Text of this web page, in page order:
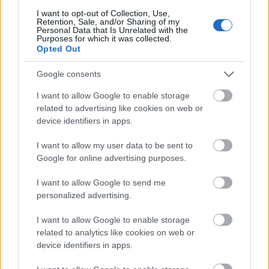
I want to opt-out of Collection, Use,
Retention, Sale, and/or Sharing of my
Personal Data that Is Unrelated with the
Purposes for which it was collected.
Opted Out
Google consents
I want to allow Google to enable storage
related to advertising like cookies on web or
device identifiers in apps.
I want to allow my user data to be sent to
Google for online advertising purposes.
I want to allow Google to send me
personalized advertising.
I want to allow Google to enable storage
related to analytics like cookies on web or
device identifiers in apps.
összeköttetését biztosító rendszer tengeri kábeleinek
telepítése. A kivitelezést egy speciális kábelfektető hajó végzi: a
11 ezer tonna kábel befogadására képes jármű helyenként 140
méteres vízmélységben dolgozik. Az Európai Unió közös érdekű
építőipari alapanyagok